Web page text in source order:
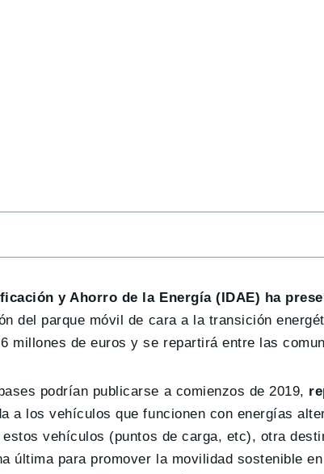
y Ahorro de la Energía (IDAE) ha
del parque móvil de cara a la transición
millones de euros y se repartirá entre las
podrían publicarse a comienzos de 2019,
a los vehículos que funcionen con energías
vehículos (puntos de carga, etc), otra
última para promover la movilidad sostenible